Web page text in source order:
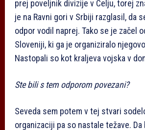
prej poveljnik divizije v Celju, torej
je na Ravni gori v Srbiji razglasil, da
odpor vodil naprej. Tako se je začel
Sloveniji, ki ga je organiziralo
Nastopali so kot kraljeva vojska v
Ste bili s tem odporom povezani?
Seveda sem potem v tej stvari
organizaciji pa so nastale težave.